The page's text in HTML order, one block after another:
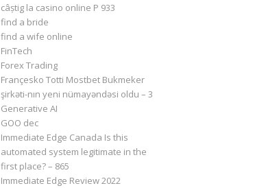
câștig la casino online P 933
find a bride
find a wife online
FinTech
Forex Trading
Françesko Totti Mostbet Bukmeker
şirkəti-nın yeni nümayəndəsi oldu – 3
Generative AI
GOO dec
Immediate Edge Canada Is this
automated system legitimate in the
first place? – 865
Immediate Edge Review 2022